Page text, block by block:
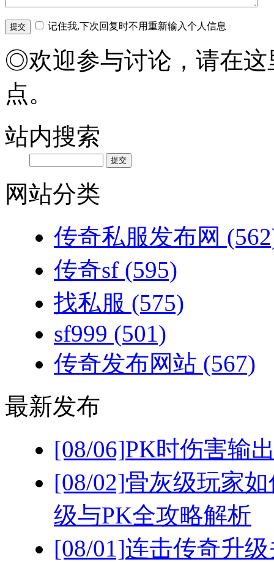
记住我,下次回复时不用重新输入个人信息
◎欢迎参与讨论，请在这
点。
站内搜索
网站分类
传奇私服发布网
传奇sf (595)
找私服 (575)
sf999 (501)
传奇发布网站 (567)
最新发布
[08/06]PK时伤害输
[08/02]骨灰级玩家
级与PK全攻略解析
[08/01]连击传奇升